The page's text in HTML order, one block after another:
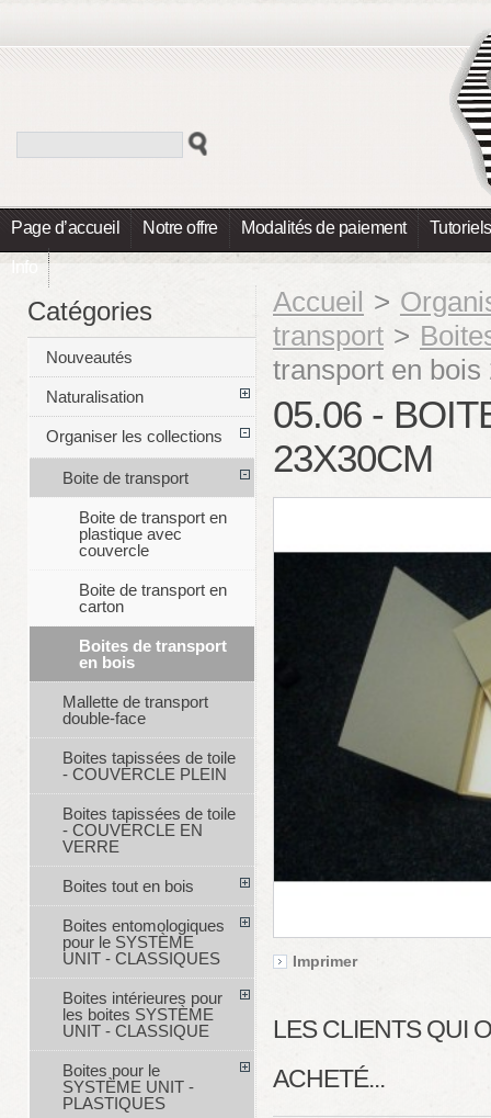
Page d’accueil Notre offre Modalités de paiement Tutoriels
Info
Accueil >
transport >
transport en bois
05.06 -
23X30CM
Imprimer
LES CLIENTS QUI
ACHETÉ...
Catégories
Nouveautés
Naturalisation
Organiser les collections
Boite de transport
Boite de transport en
plastique avec
couvercle
Boite de transport en
carton
Boites de transport
en bois
Mallette de transport
double-face
Boites tapissées de toile
- COUVERCLE PLEIN
Boites tapissées de toile
- COUVERCLE EN
VERRE
Boites tout en bois
Boites entomologiques
pour le SYSTÈME
UNIT - CLASSIQUES
Boites intérieures pour
les boites SYSTÈME
UNIT - CLASSIQUE
Boites pour le
SYSTÈME UNIT -
PLASTIQUES